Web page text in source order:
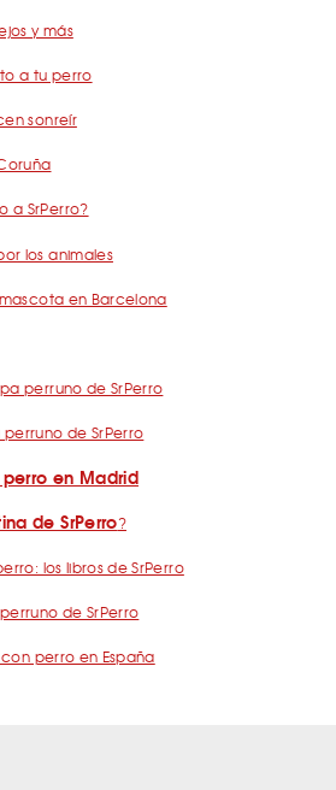
y más
a tu perro
sonreír
a SrPerro?
los animales
en Barcelona
perruno de SrPerro
de SrPerro
en Madrid
de SrPerro?
los libros de SrPerro
de SrPerro
perro en España